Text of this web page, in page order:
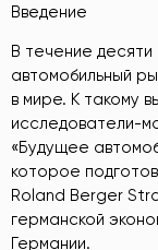
Введение
В течение
автомобильный
в мире. К такому
исследователи-
«Будущее
которое
Roland Berger
германской
Германии.